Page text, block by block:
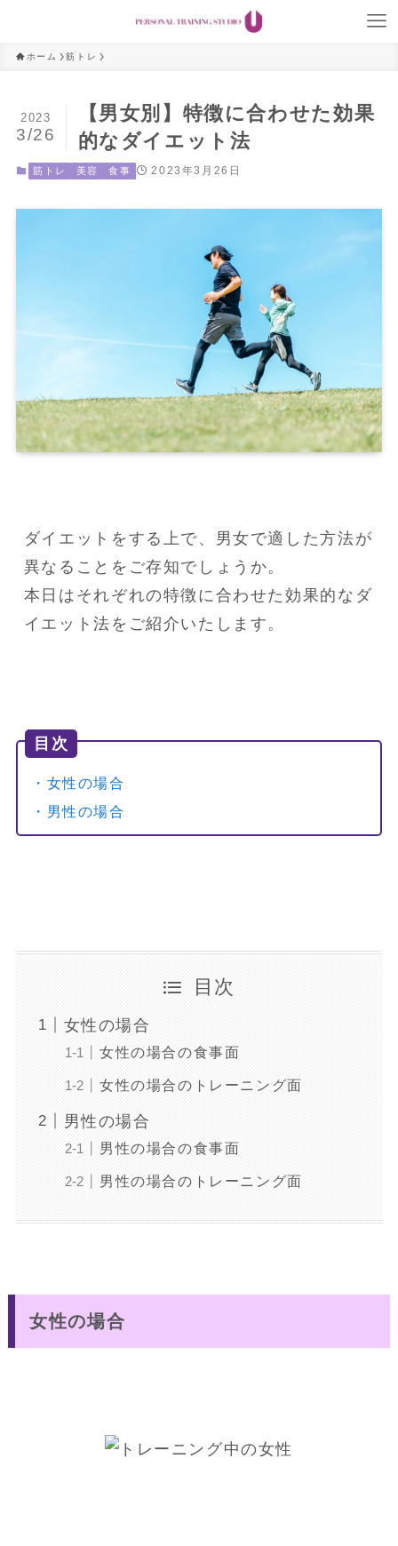
ホーム 筋トレ
【男女別】特徴に合わせた効果
的なダイエット法
2023
3/26
筋トレ 美容 食事 2023年3月26日
ダイエットをする上で、男女で適した方法が
異なることをご存知でしょうか。
本日はそれぞれの特徴に合わせた効果的なダ
イエット法をご紹介いたします。
目次
・女性の場合
・男性の場合
目次
女性の場合
女性の場合の食事面
女性の場合のトレーニング面
男性の場合
男性の場合の食事面
男性の場合のトレーニング面
女性の場合